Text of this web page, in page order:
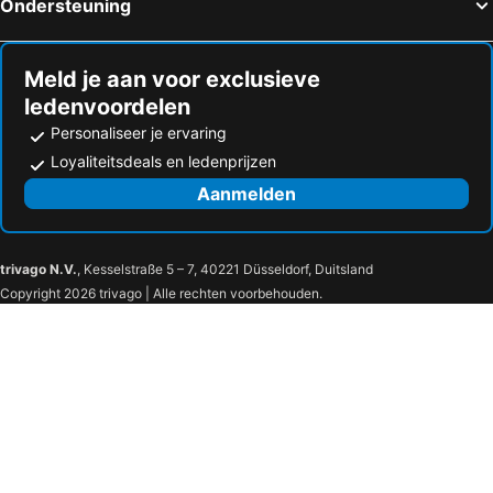
Ondersteuning
Meld je aan voor exclusieve
ledenvoordelen
Personaliseer je ervaring
Loyaliteitsdeals en ledenprijzen
Aanmelden
trivago N.V., Kesselstraße 5 – 7, 40221 Düsseldorf, Duitsland
Copyright 2026 trivago | Alle rechten voorbehouden.